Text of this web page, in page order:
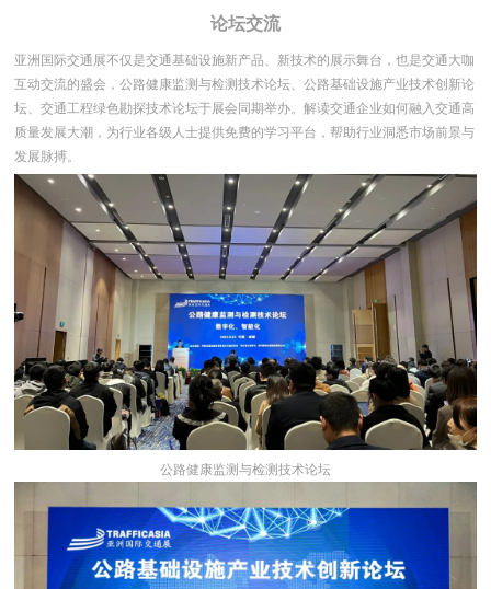
论坛交流
亚洲国际交通展不仅是交通基础设施新产品、新技术的展示舞台，也是交通大咖
互动交流的盛会，公路健康监测与检测技术论坛、公路基础设施产业技术创新论
坛、交通工程绿色勘探技术论坛于展会同期举办。解读交通企业如何融入交通高
质量发展大潮，为行业各级人士提供免费的学习平台，帮助行业洞悉市场前景与
发展脉搏。
公路健康监测与检测技术论坛